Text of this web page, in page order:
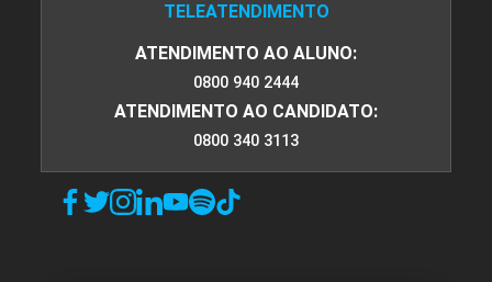
Sexualidade e Transtornos na
TELEATENDIMENTO
ATENDIMENTO AO ALUNO:
0800 940 2444
ATENDIMENTO AO CANDIDATO:
0800 340 3113